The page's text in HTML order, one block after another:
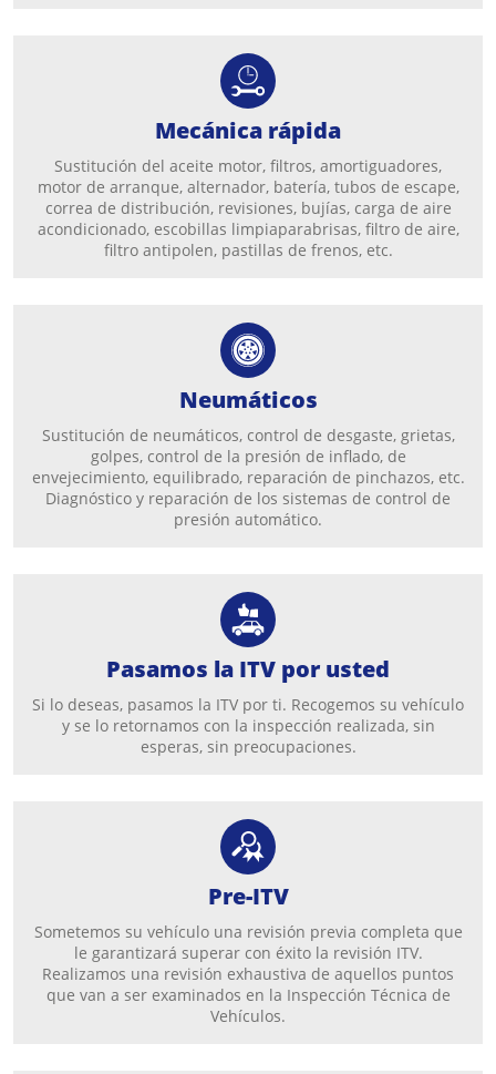
Mecánica rápida
Sustitución del aceite motor, filtros, amortiguadores,
motor de arranque, alternador, batería, tubos de escape,
correa de distribución, revisiones, bujías, carga de aire
acondicionado, escobillas limpiaparabrisas, filtro de aire,
filtro antipolen, pastillas de frenos, etc.
Neumáticos
Sustitución de neumáticos, control de desgaste, grietas,
golpes, control de la presión de inflado, de
envejecimiento, equilibrado, reparación de pinchazos, etc.
Diagnóstico y reparación de los sistemas de control de
presión automático.
Pasamos la ITV por usted
Si lo deseas, pasamos la ITV por ti. Recogemos su vehículo
y se lo retornamos con la inspección realizada, sin
esperas, sin preocupaciones.
Pre-ITV
Sometemos su vehículo una revisión previa completa que
le garantizará superar con éxito la revisión ITV.
Realizamos una revisión exhaustiva de aquellos puntos
que van a ser examinados en la Inspección Técnica de
Vehículos.